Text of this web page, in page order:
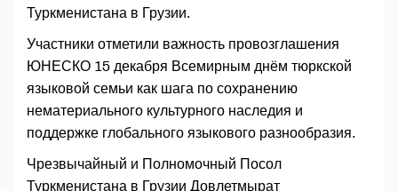
Туркменистана в Грузии.
Участники отметили важность провозглашения
ЮНЕСКО 15 декабря Всемирным днём тюркской
языковой семьи как шага по сохранению
нематериального культурного наследия и
поддержке глобального языкового разнообразия.
Чрезвычайный и Полномочный Посол
Туркменистана в Грузии Довлетмырат